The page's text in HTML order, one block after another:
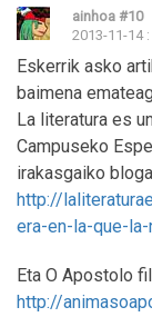
ainhoa #10
2013-11-14
Eskerrik asko
baimena
La literatura es
Campuseko
irakasgaiko
http://
era-en-la-que-la-
Eta O Apostolo
http://